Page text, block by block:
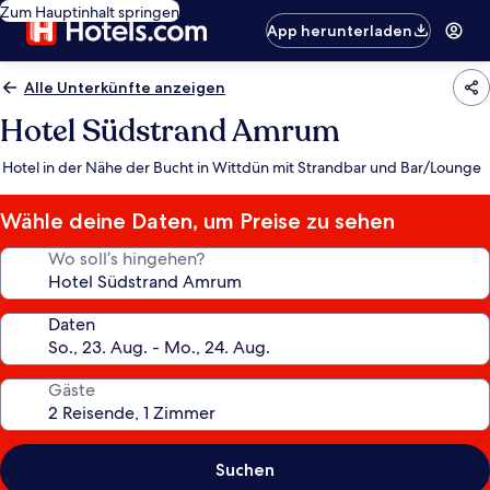
Zum Hauptinhalt springen
App herunterladen
Alle Unterkünfte anzeigen
Hotel Südstrand Amrum
Hotel in der Nähe der Bucht in Wittdün mit Strandbar und Bar/Lounge
Wähle deine Daten, um Preise zu sehen
Wo soll’s hingehen?
Daten
Gäste
Suchen